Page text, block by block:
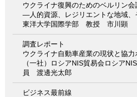
ウクライナ復興のためのベルリン会
―人的資源、レジリエントな地域
東洋大学国際学部 教授 市川顕
調査レポート
ウクライナ自動車産業の現状と協
（一社）ロシアNIS貿易会ロシア
員 渡邊光太郎
ビジネス最前線